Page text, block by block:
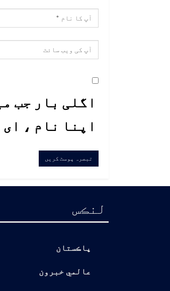
اگلی بار جب
اپنا نام ،
لنڪس
پاڪستان
عالمي خبرون